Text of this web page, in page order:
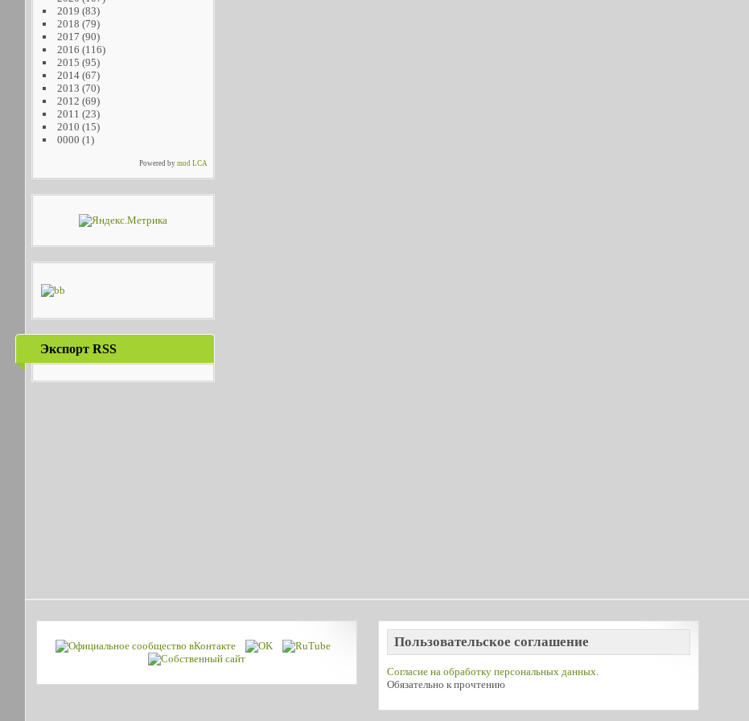
2019 (83)
2018 (79)
2017 (90)
2016 (116)
2015 (95)
2014(67)
2013 (70)
2012 (69)
2011 (23)
2010 (15)
0000 (1)
Powered bymod LCA
Экспорт RSS
Пользовательское соглашение
Согласие на обработку персональных данных.
Обязательно к прочтению